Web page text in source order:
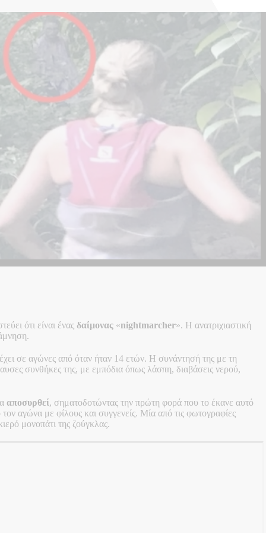
ότι είναι ένας δαίμονας «nightmarcher». Η ανατριχιαστική
σε αγώνες από όταν ήταν 14 ετών. Η συνάντησή της με τη
συνθήκες της, με εμπόδια όπως λάσπη, διαβάσεις νερού,
αποσυρθεί, σηματοδοτώντας την πρώτη φορά που το έκανε αυτό
αγώνα με φίλους και συγγενείς. Μία από τις φωτογραφίες
μονοπάτι της ζούγκλας.